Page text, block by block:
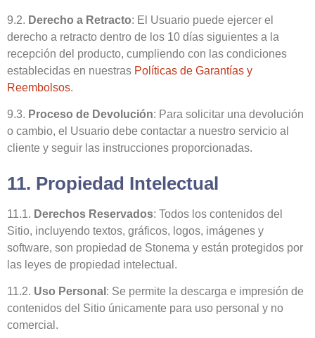
9.2. Derecho a Retracto: El Usuario puede ejercer el
derecho a retracto dentro de los 10 días siguientes a la
recepción del producto, cumpliendo con las condiciones
establecidas en nuestras Políticas de Garantías y
Reembolsos.
9.3. Proceso de Devolución: Para solicitar una devolución
o cambio, el Usuario debe contactar a nuestro servicio al
cliente y seguir las instrucciones proporcionadas.
11. Propiedad Intelectual
11.1. Derechos Reservados: Todos los contenidos del
Sitio, incluyendo textos, gráficos, logos, imágenes y
software, son propiedad de Stonema y están protegidos por
las leyes de propiedad intelectual.
11.2. Uso Personal : Se permite la descarga e impresión de
contenidos del Sitio únicamente para uso personal y no
comercial.